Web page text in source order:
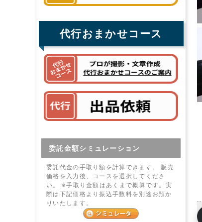
代行おまかせコース
委託金額シミュレーション
委託代金の手取り額を計算できます。 販売
価格を入力後、コースを選択してくださ
い。 ※手取り金額はあくまで概算です。実
際は下記価格より振込手数料を別途お預か
りいたします。